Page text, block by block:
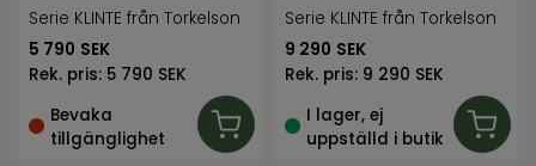
Serie KLINTE från Torkelson
5 790 SEK
Rek. pris: 5 790 SEK
Bevaka
tillgänglighet
Serie KLINTE från Torkelson
9 290 SEK
Rek. pris: 9 290 SEK
I lager, ej
uppställd i butik